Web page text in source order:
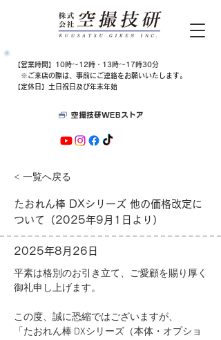
空撮技研WEBストア
​【営業時間】10時～12時・13時～17時30分
​​ ※ご来店の際は、​事前にご連絡をお願いいたします。
【定休日】土日祝日及び年末年始
< 一覧へ戻る
たおれん棒 DXシリーズ 他の価格改定に
ついて（2025年9月1日より）
2025年8月26日
平素は格別のお引き立て、ご愛顧を賜り厚く
御礼申し上げます。
この度、誠に恐縮ではございますが、
「たおれん棒 DXシリーズ（本体・オプショ